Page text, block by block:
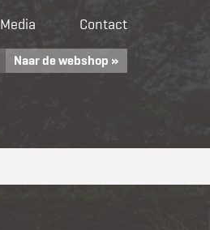
Media Contact
Naar de webshop »